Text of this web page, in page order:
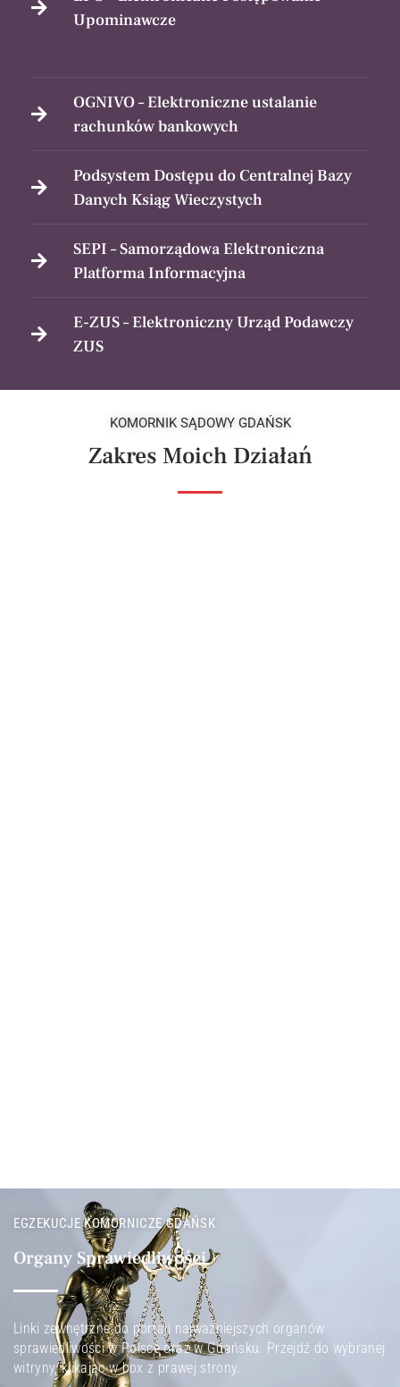
Upominawcze
OGNIVO – Elektroniczne ustalanie
rachunków bankowych
Podsystem Dostępu do Centralnej Bazy
Danych Ksiąg Wieczystych
SEPI – Samorządowa Elektroniczna
Platforma Informacyjna
E-ZUS – Elektroniczny Urząd Podawczy
ZUS
KOMORNIK SĄDOWY GDAŃSK
Zakres Moich Działań
EGZEKUCJE KOMORNICZE GDAŃSK
Organy Sprawiedliwości
Linki zewnętrzne do portali najważniejszych organów
sprawiedliwości w Polsce oraz w Gdańsku. Przejdź do wybranej
witryny, klikając w box z prawej strony.